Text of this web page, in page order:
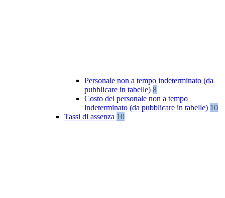
Personale non a tempo indeterminato (da
pubblicare in tabelle) 8
Costo del personale non a tempo
indeterminato (da pubblicare in tabelle) 10
Tassi di assenza 10